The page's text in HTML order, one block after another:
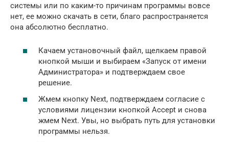
системы или по каким-то причинам программы вовсе
нет, ее можно скачать в сети, благо распространяется
она абсолютно бесплатно.
Качаем установочный файл, щелкаем правой
кнопкой мыши и выбираем «Запуск от имени
Администратора» и подтверждаем свое
решение.
Жмем кнопку Next, подтверждаем согласие с
условиями лицензии кнопкой Accept и снова
жмем Next. Увы, но выбрать путь для установки
программы нельзя.